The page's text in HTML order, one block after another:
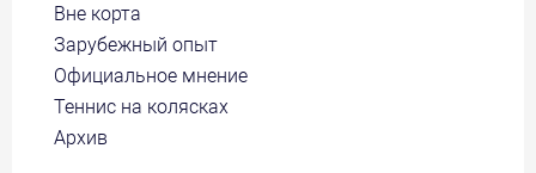
Вне корта
Зарубежный опыт
Официальное мнение
Теннис на колясках
Архив